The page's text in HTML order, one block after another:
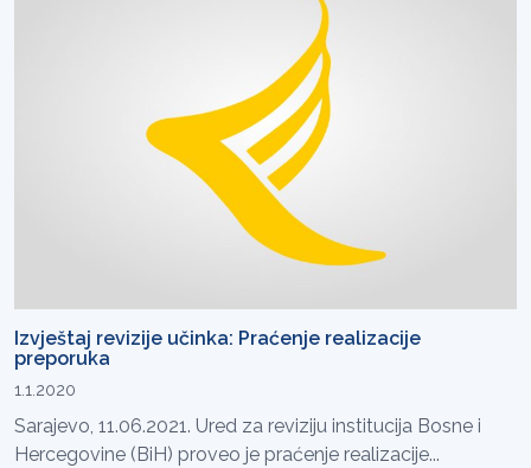
Izvještaj revizije učinka: Praćenje realizacije
preporuka
1.1.2020
Sarajevo, 11.06.2021. Ured za reviziju institucija Bosne i
Hercegovine (BiH) proveo je praćenje realizacije...